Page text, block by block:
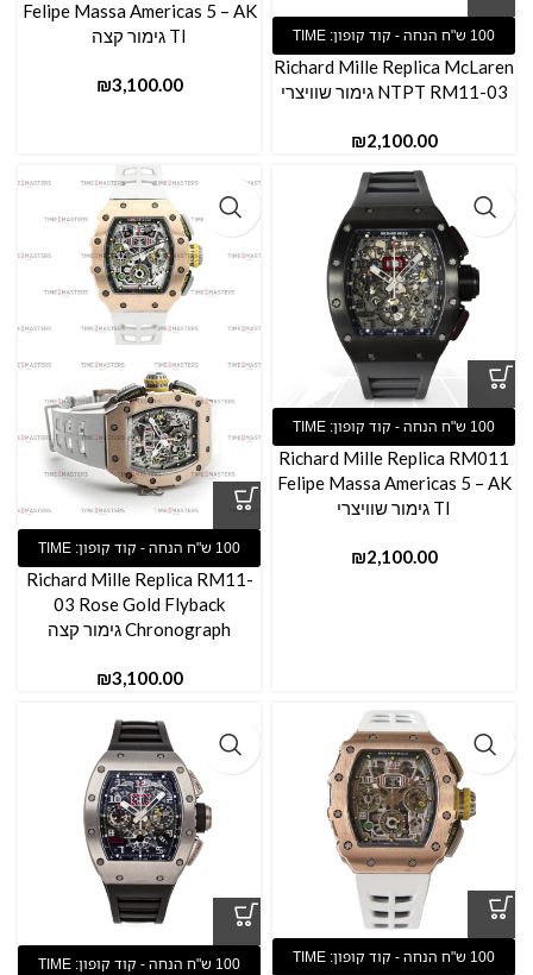
Richard Mille Replica McLaren
NTPT RM11-03 גימור שוויצרי
₪
Felipe Massa Americas 5 – AK
TI גימור קצה
₪
Richard Mille Replica RM011
Felipe Massa Americas 5 – AK
TI גימור שוויצרי
₪
Richard Mille Replica RM11-
03 Rose Gold Flyback
Chronograph גימור קצה
₪